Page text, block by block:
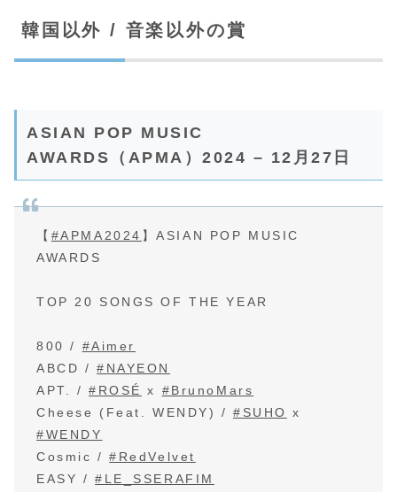
韓国以外 / 音楽以外の賞
ASIAN POP MUSIC
AWARDS（APMA）2024 – 12月27日
【 #APMA2024 】ASIAN POP MUSIC
AWARDS
TOP 20 SONGS OF THE YEAR
800 / #Aimer
ABCD /#NAYEON
APT. /#ROSÉ x #BrunoMars
Cheese (Feat. WENDY) /#SUHO x
#WENDY
Cosmic /#RedVelvet
EASY /#LE_SSERAFIM